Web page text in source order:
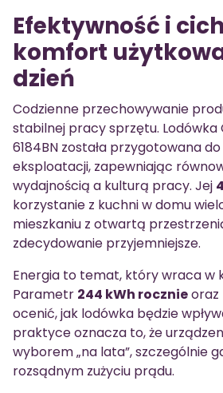
Efektywność i
komfort
dzień
Codzienne przechowywanie
stabilnej pracy sprzętu. Lodówka
6184BN została przygotowana
eksploatacji, zapewniając
wydajnością a kulturą pracy. Jej
korzystanie z kuchni w domu
mieszkaniu z otwartą
zdecydowanie przyjemniejsze.
Energia to temat, który wraca w
Parametr 244 kWh rocznieoraz
ocenić, jak lodówka będzie
praktyce oznacza to, że
wyborem „na lata”, szczególnie
rozsądnym zużyciu prądu.